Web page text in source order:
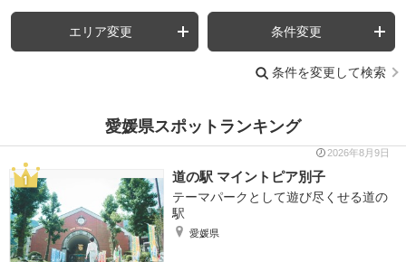
エリア変更 条件変更
条件を変更して検索
愛媛県スポットランキング
2026年8月9日
道の駅 マイントピア別子
テーマパークとして遊び尽くせる道の
駅
愛媛県